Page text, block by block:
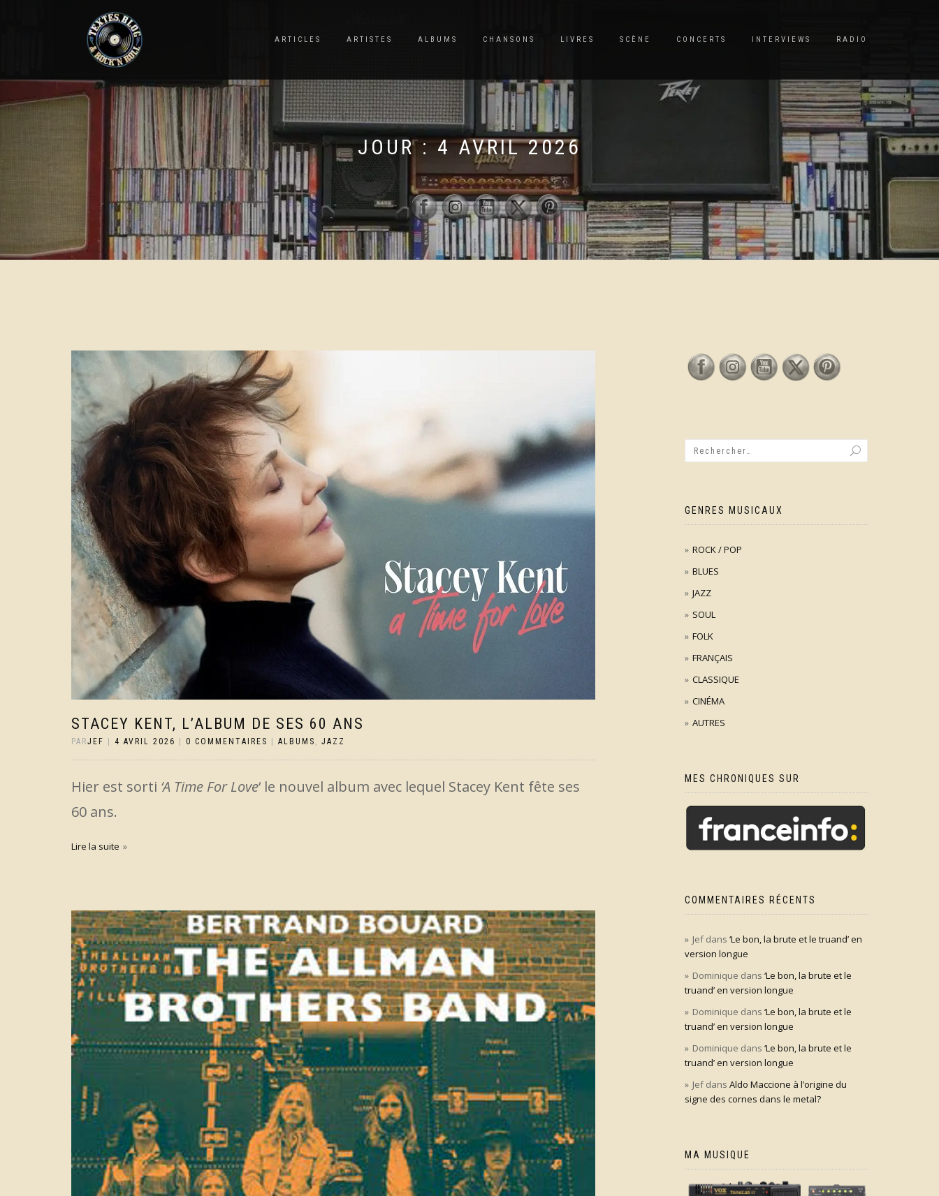
ARTICLES ARTISTES ALBUMS CHANSONS LIVRES SCÈNE CONCERTS INTERVIEWS RADIO
JOUR : 4 AVRIL 2026
STACEY KENT, L’ALBUM DE SES 60 ANS
PARJEF 4 AVRIL 2026 0 COMMENTAIRES ALBUMS , JAZZ
Hier est sorti ‘A Time For Love‘ le nouvel album avec lequel Stacey Kent fête ses
60 ans.
Lire la suite
GENRES MUSICAUX
ROCK / POP
BLUES
JAZZ
SOUL
FOLK
FRANÇAIS
CLASSIQUE
CINÉMA
AUTRES
MES CHRONIQUES SUR
COMMENTAIRES RÉCENTS
Jefdans ‘Le bon, la brute et le truand’ en
version longue
Dominique dans ‘Le bon, la brute et le
truand’ en version longue
Dominique dans ‘Le bon, la brute et le
truand’ en version longue
Dominique dans ‘Le bon, la brute et le
truand’ en version longue
Jefdans Aldo Maccione à l’origine du
signe des cornes dans le metal?
MA MUSIQUE